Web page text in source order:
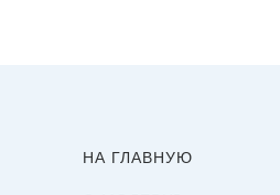
НА ГЛАВНУЮ